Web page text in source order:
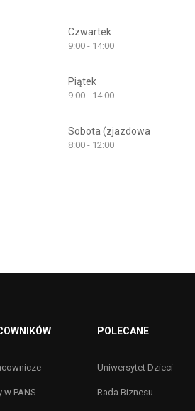
Czwartek
9:00 - 14:00
Piątek
9:00 - 14:00
Sobota (zjazdowa
8:00 - 12:00
w PANS
POLECANE
Uniwersytet Dzieci
Rada Biznesu